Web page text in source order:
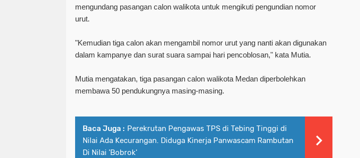
mengundang pasangan calon walikota untuk mengikuti pengundian nomor
urut.
"Kemudian tiga calon akan mengambil nomor urut yang nanti akan digunakan
dalam kampanye dan surat suara sampai hari pencoblosan," kata Mutia.
Mutia mengatakan, tiga pasangan calon walikota Medan diperbolehkan
membawa 50 pendukungnya masing-masing.
Baca Juga : Perekrutan Pengawas TPS di Tebing Tinggi di
Nilai Ada Kecurangan. Diduga Kinerja Panwascam Rambutan
Di Nilai 'Bobrok'